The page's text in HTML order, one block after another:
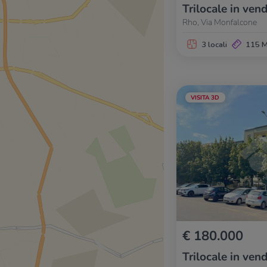
Trilocale in
Rho, Via Monfalcone
3 locali 115
VISITA 3D
€ 180.000
Trilocale in